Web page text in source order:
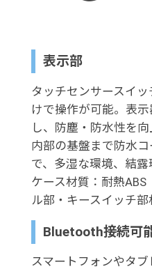
表示部
タッチセンサースイ
けで操作が可能。表
し、防塵・防水性を向
内部の基盤まで防水
で、多湿な環境、結露
ケース材質：耐熱
ル部・キースイッチ
Bluetooth接続可
スマートフォンやタ